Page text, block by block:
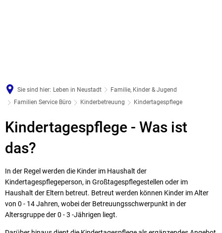
Sie sind hier: Leben in Neustadt
Familie, Kinder & Jugend
Familien Service Büro
Kinderbetreuung Kindertagespflege
Kindertagespflege
Kindertagespflege - Was ist
das?
In der Regel werden die Kinder im Haushalt der
Kindertagespflegeperson, in Großtagespflegestellen oder im
Haushalt der Eltern betreut. Betreut werden können Kinder im Alter
von 0 - 14 Jahren, wobei der Betreuungsschwerpunkt in der
Altersgruppe der 0 - 3 -Jährigen liegt.